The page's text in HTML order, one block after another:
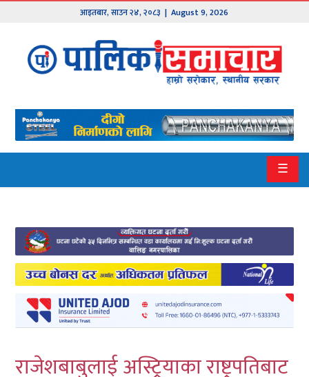
आइतबार,साउन२४,२०८३ | August 9, 2026
मुख्य
समाचार
हाम्रो
पालिका
१
२
बागमती
गण्डकी
कर्णाली
☰
राजेशबाबुलाई अस्ट्रियाका राष्ट्रपतिबाट